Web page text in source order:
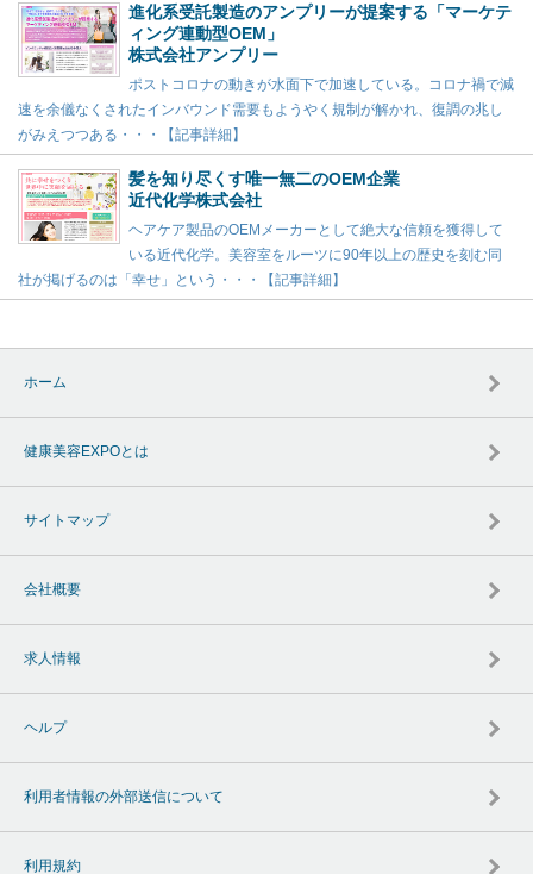
進化系受託製造のアンプリーが提案する「マーケテ
ィング連動型OEM」
株式会社アンプリー
ポストコロナの動きが水面下で加速している。コロナ禍で減
速を余儀なくされたインバウンド需要もようやく規制が解かれ、復調の兆し
がみえつつある・・・【記事詳細】
髪を知り尽くす唯一無二のOEM企業
近代化学株式会社
ヘアケア製品のOEMメーカーとして絶大な信頼を獲得して
いる近代化学。美容室をルーツに90年以上の歴史を刻む同
社が掲げるのは「幸せ」という・・・【記事詳細】
ホーム
健康美容EXPOとは
サイトマップ
会社概要
求人情報
ヘルプ
利用者情報の外部送信について
利用規約